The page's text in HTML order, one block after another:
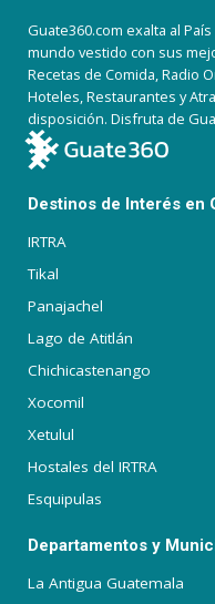
Guate360.com exalta al
mundo vestido con sus
Recetas de Comida, Radio
Hoteles, Restaurantes y
disposición. Disfruta de
Destinos de Interés en
IRTRA
Tikal
Panajachel
Lago de Atitlán
Chichicastenango
Xocomil
Xetulul
Hostales del IRTRA
Esquipulas
Departamentos y
La Antigua Guatemala